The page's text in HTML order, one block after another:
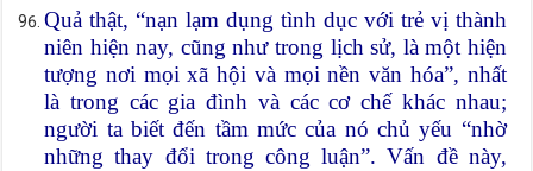
Quả thật, “nạn lạm dụng tình dục với trẻ vị thành
niên hiện nay, cũng như trong lịch sử, là một hiện
tượng nơi mọi xã hội và mọi nền văn hóa”, nhất
là trong các gia đình và các cơ chế khác nhau;
người ta biết đến tầm mức của nó chủ yếu “nhờ
những thay đổi trong công luận”. Vấn đề này,